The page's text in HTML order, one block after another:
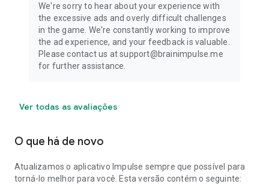
We're sorry to hear about your experience with
the excessive ads and overly difficult challenges
in the game. We're constantly working to improve
the ad experience, and your feedback is valuable.
Please contact us at support@brainimpulse.me
for further assistance.
Ver todas as avaliações
O que há de novo
Atualizamos o aplicativo Impulse sempre que possível para
torná-lo melhor para você. Esta versão contém o seguinte: